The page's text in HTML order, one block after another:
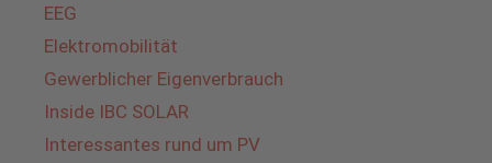
EEG
Elektromobilität
Gewerblicher Eigenverbrauch
Inside IBC SOLAR
Interessantes rund um PV